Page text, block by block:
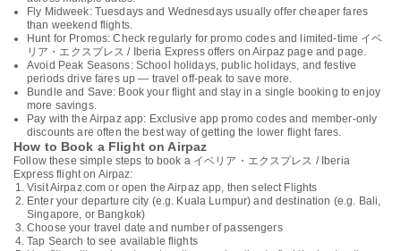
Fly Midweek: Tuesdays and Wednesdays usually offer cheaper fares
than weekend flights.
Hunt for Promos: Check regularly for promo codes and limited-time イベ
リア・エクスプレス / Iberia Express offers on Airpaz page and page.
Avoid Peak Seasons: School holidays, public holidays, and festive
periods drive fares up — travel off-peak to save more.
Bundle and Save: Book your flight and stay in a single booking to enjoy
more savings.
Pay with the Airpaz app: Exclusive app promo codes and member-only
discounts are often the best way of getting the lower flight fares.
How to Book a Flight on Airpaz
Follow these simple steps to book a イベリア・エクスプレス / Iberia
Express flight on Airpaz:
Visit Airpaz.com or open the Airpaz app, then select Flights
Enter your departure city (e.g. Kuala Lumpur) and destination (e.g. Bali,
Singapore, or Bangkok)
Choose your travel date and number of passengers
Tap Search to see available flights